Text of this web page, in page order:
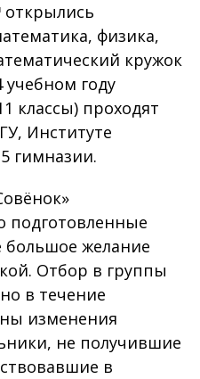
открылись
физика,
кружок
учебном году
классы) проходят
Институте
гимназии.
подготовленные
желание
Отбор в группы
в течение
изменения
не получившие
в